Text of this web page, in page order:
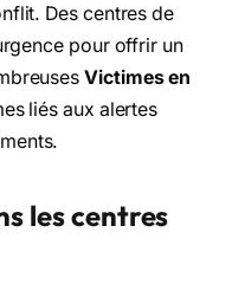
Des centres de
pour offrir un
Victimes en
liés aux alertes
les centres